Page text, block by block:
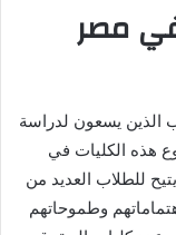
مصر
الذين يسعون لدراسة
هذه الكليات في
للطلاب العديد من
وطموحاتهم